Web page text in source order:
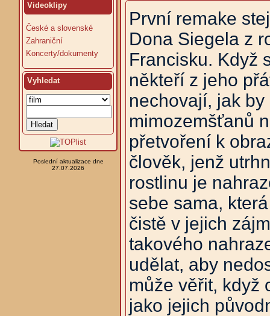
Videoklipy
České a slovenské
Zahraniční
Koncerty/dokumenty
Vyhledat
Poslední aktualizace dne
27.07.2026
První remake
Dona Siegela z
Francisku. Když
někteří z jeho
nechovají, jak
mimozemšťanů
přetvoření k
člověk, jenž
rostlinu je
sebe sama,
čistě v jejich
takového
udělat, aby
může věřit, když
jako jejich